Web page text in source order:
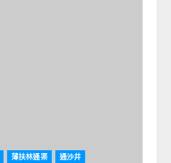
薄扶林通渠 通沙井